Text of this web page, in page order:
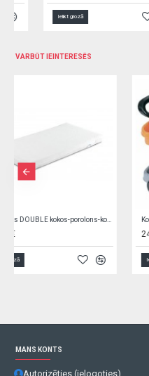
VARBŪT IEINTERESĒS
Zīdaiņu zābaciņi 3-9 mēn. OBO-0178
MANS KONTS
Autorizēties (ielogoties)